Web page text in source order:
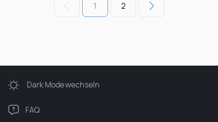
1 2
Dark Modewechseln
FAQ